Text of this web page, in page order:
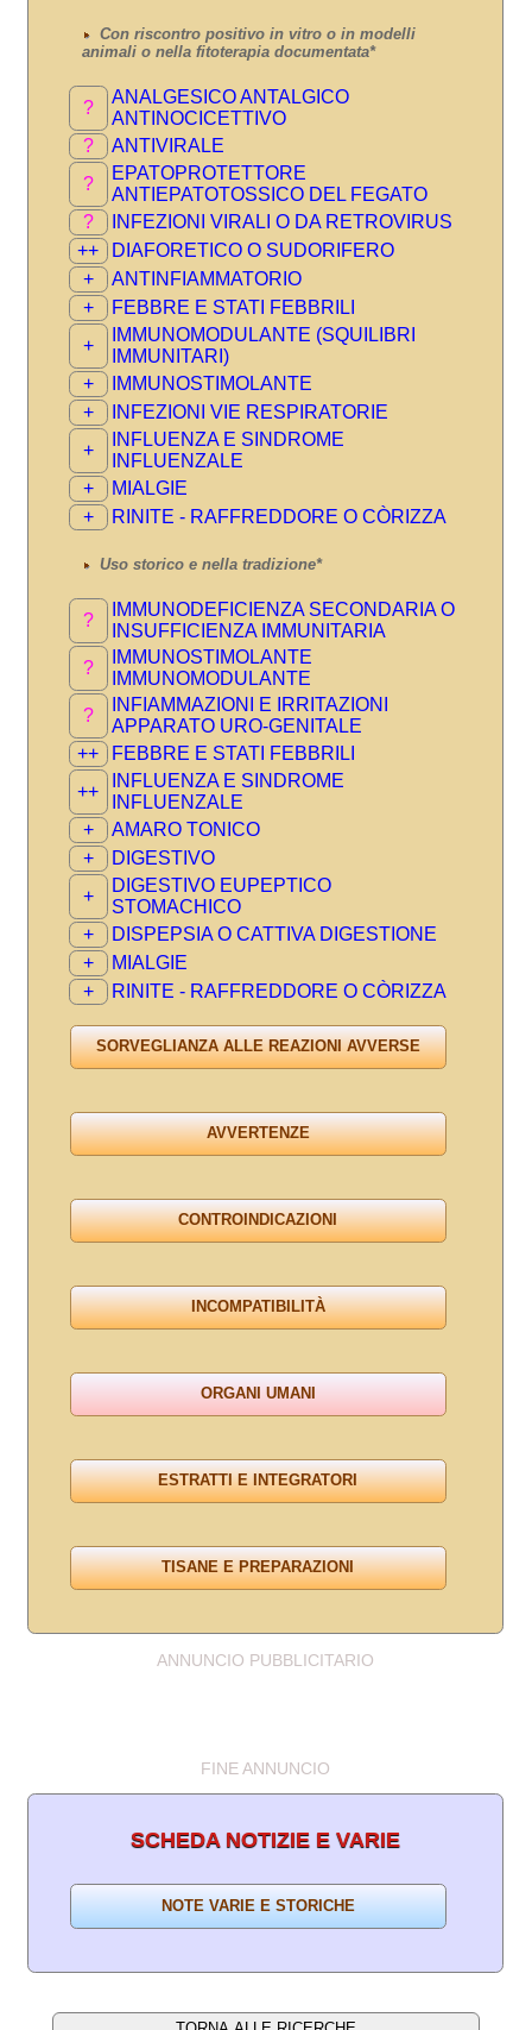
Con riscontro positivo in vitro o in modelli
animali o nella fitoterapia documentata*
?
ANALGESICO ANTALGICO
ANTINOCICETTIVO
?
ANTIVIRALE
?
EPATOPROTETTORE
ANTIEPATOTOSSICO DEL FEGATO
?
INFEZIONI VIRALI O DA RETROVIRUS
++
DIAFORETICO O SUDORIFERO
+
ANTINFIAMMATORIO
+
FEBBRE E STATI FEBBRILI
+
IMMUNOMODULANTE (SQUILIBRI
IMMUNITARI)
+
IMMUNOSTIMOLANTE
+
INFEZIONI VIE RESPIRATORIE
+
INFLUENZA E SINDROME
INFLUENZALE
+
MIALGIE
+
RINITE - RAFFREDDORE O CÒRIZZA
Uso storico e nella tradizione*
?
IMMUNODEFICIENZA SECONDARIA O
INSUFFICIENZA IMMUNITARIA
?
IMMUNOSTIMOLANTE
IMMUNOMODULANTE
?
INFIAMMAZIONI E IRRITAZIONI
APPARATO URO-GENITALE
++
FEBBRE E STATI FEBBRILI
++
INFLUENZA E SINDROME
INFLUENZALE
+
AMARO TONICO
+
DIGESTIVO
+
DIGESTIVO EUPEPTICO
STOMACHICO
+
DISPEPSIA O CATTIVA DIGESTIONE
+
MIALGIE
+
RINITE - RAFFREDDORE O CÒRIZZA
ANNUNCIO PUBBLICITARIO
FINE ANNUNCIO
SCHEDA NOTIZIE E VARIE